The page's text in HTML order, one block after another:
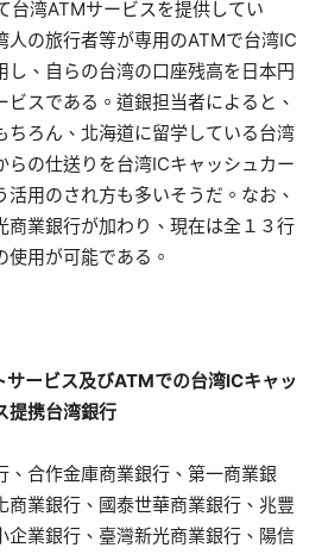
台湾ATMサービスを提供してい
人の旅行者等が専用のATMで台湾IC
し、自らの台湾の口座残高を日本円
スである。道銀担当者によると、
ちろん、北海道に留学している台湾
らの仕送りを台湾ICキャッシュカー
活用のされ方も多いそうだ。なお、
商業銀行が加わり、現在は全１３行
用が可能である。
サービス及びATMでの台湾ICキャッ
提携台湾銀行
、合作金庫商業銀行、第一商業銀
商業銀行、國泰世華商業銀行、兆豐
企業銀行、臺灣新光商業銀行、陽信